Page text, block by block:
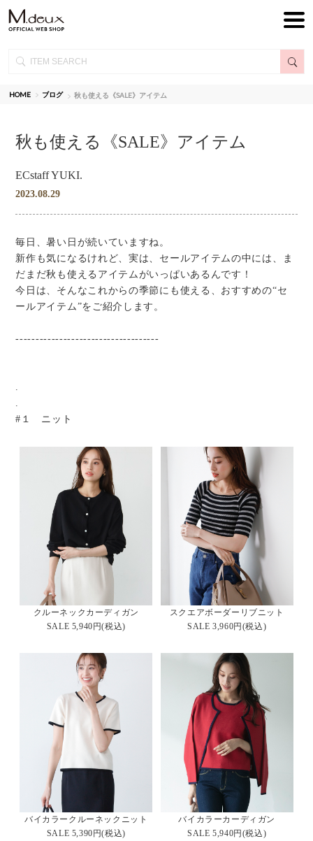
HOME ブログ 秋も使える《SALE》アイテム
秋も使える《SALE》アイテム
ECstaff YUKI.
2023.08.29
毎日、暑い日が続いていますね。
新作も気になるけれど、実は、セールアイテムの中には、ま
だまだ秋も使えるアイテムがいっぱいあるんです！
今日は、そんなこれからの季節にも使える、おすすめの“セ
ールアイテム”をご紹介します。
------------------------------------
.
.
#１ ニット
クルーネックカーディガン
SALE 5,940円(税込)
スクエアボーダーリブニット
SALE 3,960円(税込)
バイカラークルーネックニット
SALE 5,390円(税込)
バイカラーカーディガン
SALE 5,940円(税込)